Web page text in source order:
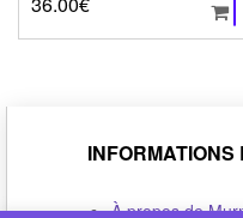
À propos de